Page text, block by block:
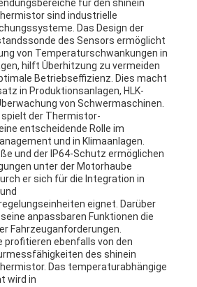
für den shinein
sind industrielle
Das Design der
des Sensors ermöglicht
von Temperaturschwankungen in
hilft Überhitzung zu vermeiden
Betriebseffizienz. Dies macht
in Produktionsanlagen, HLK-
von Schwermaschinen.
der Thermistor-
entscheidende Rolle im
und in Klimaanlagen.
und der IP64-Schutz ermöglichen
unter der Motorhaube
er sich für die Integration in
eignet. Darüber
anpassbaren Funktionen die
Fahrzeuganforderungen.
profitieren ebenfalls von den
des shinein
Das temperaturabhängige
wird in